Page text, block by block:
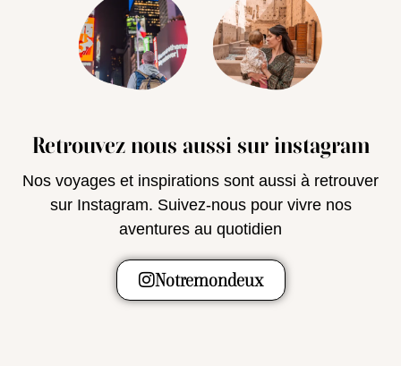
Retrouvez nous aussi sur instagram
Nos voyages et inspirations sont aussi à retrouver
sur Instagram. Suivez-nous pour vivre nos
aventures au quotidien
Notremondeux